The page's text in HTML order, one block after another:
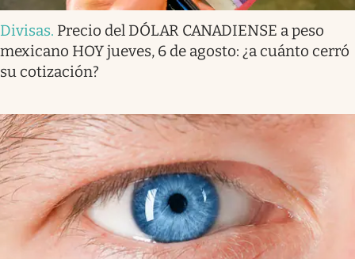
Divisas. Precio del DÓLAR CANADIENSE a peso
mexicano HOY jueves, 6 de agosto: ¿a cuánto cerró
su cotización?